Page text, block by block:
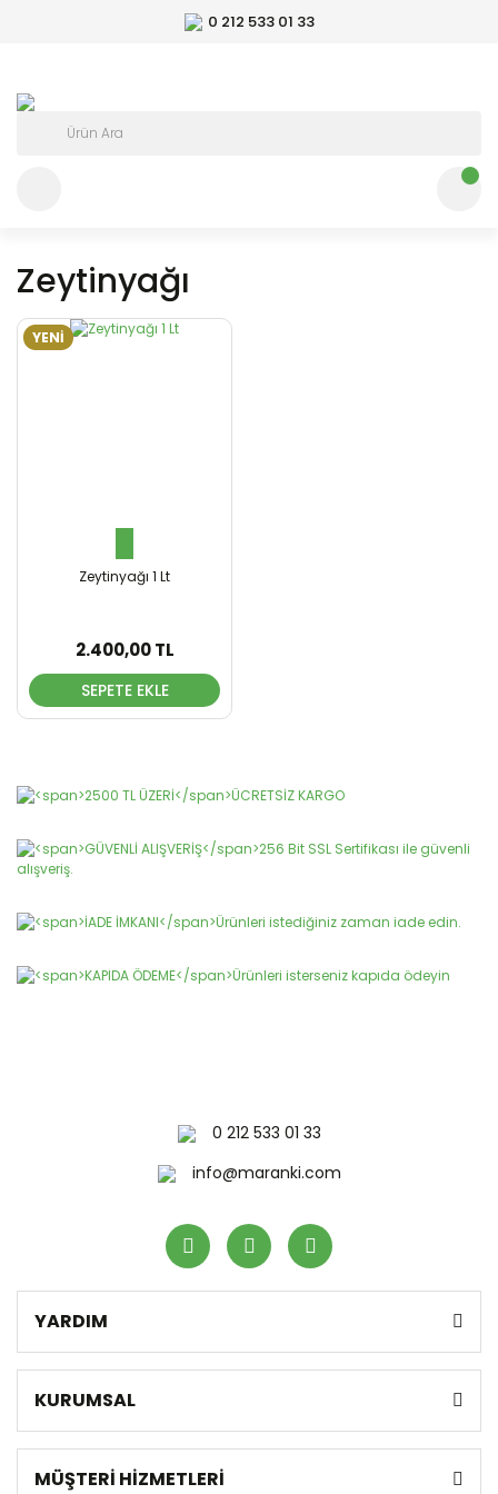
0 212 533 01 33
Zeytinyağı
YENİ
Zeytinyağı 1 Lt
2.400,00 TL
SEPETE EKLE
0 212 533 01 33
info@maranki.com
YARDIM
KURUMSAL
MÜŞTERİ HİZMETLERİ